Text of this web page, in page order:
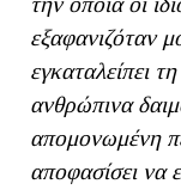
εξαφανιζόταν
εγκαταλείπει
ανθρώπινα
απομονωμένη
αποφασίσει να